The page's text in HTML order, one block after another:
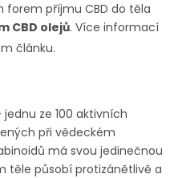
forem příjmu CBD do těla
CBD olejů. Více informací
článku.
jednu ze 100 aktivních
při vědeckém
má svou jedinečnou
těle působí protizánětlivě a